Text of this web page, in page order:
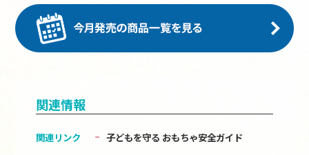
関連情報
関連リンク 子どもを守る おもちゃ安全ガイド